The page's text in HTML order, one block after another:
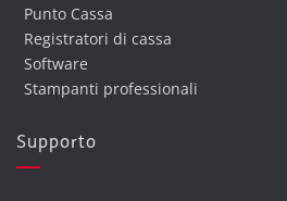
Punto Cassa
Registratori di cassa
Software
Stampanti professionali
Supporto